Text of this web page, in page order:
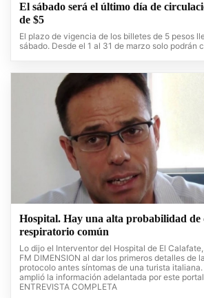
El sábado será el último día de
de $5
El plazo de vigencia de los billetes de 5 pesos
sábado. Desde el 1 al 31 de marzo solo podrán
Hospital. Hay una alta probabilidad de
respiratorio común
Lo dijo el Interventor del Hospital de El
FM DIMENSION al dar los primeros detalles de
protocolo antes síntomas de una turista
amplió la información adelantada por este
ENTREVISTA COMPLETA